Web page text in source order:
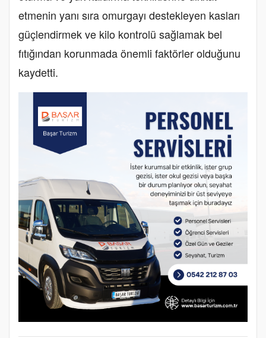
etmenin yanı sıra omurgayı destekleyen kasları
güçlendirmek ve kilo kontrolü sağlamak bel
fıtığından korunmada önemli faktörler olduğunu
kaydetti.